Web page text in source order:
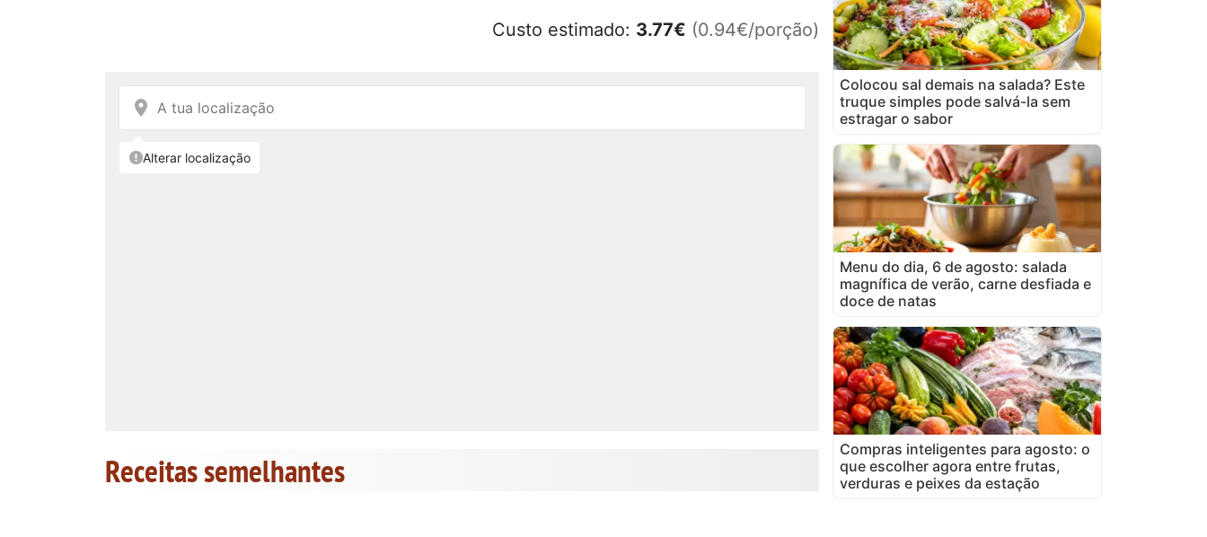
Custo estimado: 3.77€ (0.94€/porção)
Receitas semelhantes
Colocou sal demais na salada? Este
truque simples pode salvá-la sem
estragar o sabor
Menu do dia, 6 de agosto: salada
magnífica de verão, carne desfiada e
doce de natas
Compras inteligentes para agosto: o
que escolher agora entre frutas,
verduras e peixes da estação